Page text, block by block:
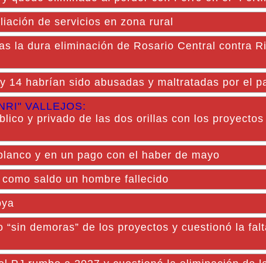
de servicios en zona rural
la dura eliminación de Rosario Central contra
14 habrían sido abusadas y maltratadas por el
VALLEJOS:
y privado de las dos orillas con los proyectos
y en un pago con el haber de mayo
saldo un hombre fallecido
demoras” de los proyectos y cuestionó la